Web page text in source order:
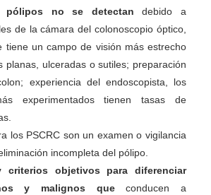
pólipos no se detectan debido a
de la cámara del colonoscopio óptico,
tiene un campo de visión más estrecho
planas, ulceradas o sutiles; preparación
experiencia del endoscopista, los
experimentados tienen tasas de
los PSCRC son un examen o vigilancia
incompleta del pólipo.
criterios objetivos para diferenciar
y malignos queconducen a